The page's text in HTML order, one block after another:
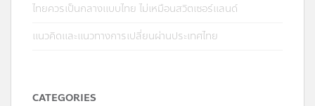
ไทยควรเป็นกลางแบบไทย ไม่เหมือนสวิตเซอร์แลนด์
แนวคิดและแนวทางการเปลี่ยนผ่านประเทศไทย
CATEGORIES